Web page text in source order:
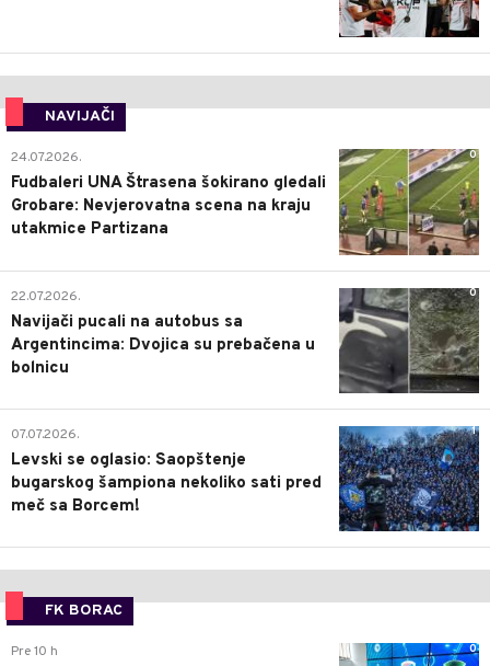
NAVIJAČI
0
24.07.2026.
Fudbaleri UNA Štrasena šokirano gledali
Grobare: Nevjerovatna scena na kraju
utakmice Partizana
0
22.07.2026.
Navijači pucali na autobus sa
Argentincima: Dvojica su prebačena u
bolnicu
1
07.07.2026.
Levski se oglasio: Saopštenje
bugarskog šampiona nekoliko sati pred
meč sa Borcem!
FK BORAC
0
Pre 10 h